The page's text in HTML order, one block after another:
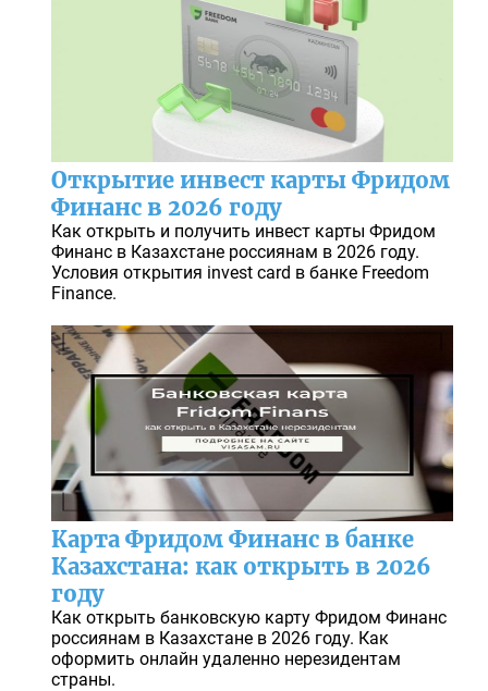
Открытие инвест карты Фридом
Финанс в 2026 году
Как открыть и получить инвест карты Фридом
Финанс в Казахстане россиянам в 2026 году.
Условия открытия invest card в банке Freedom
Finance.
Карта Фридом Финанс в банке
Казахстана: как открыть в 2026
году
Как открыть банковскую карту Фридом Финанс
россиянам в Казахстане в 2026 году. Как
оформить онлайн удаленно нерезидентам
страны.